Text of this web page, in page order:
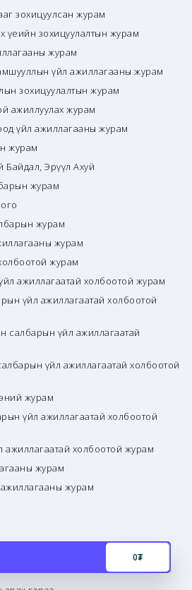
зохицуулсан журам
үеийн зохицуулалтын журам
журам
үйл ажиллагааны журам
зохицуулалтын журам
ажиллуулах журам
үйл ажиллагааны журам
журам
Байдал, Эрүүл Ахуй
журам
журам
журам
холбоотой журам
ажиллагаатай холбоотой журам
үйл ажиллагаатай холбоотой
салбарын үйл ажиллагаатай
үйл ажиллагаатай холбоотой
журам
үйл ажиллагаатай холбоотой
ажиллагаатай холбоотой журам
журам
журам
0₮